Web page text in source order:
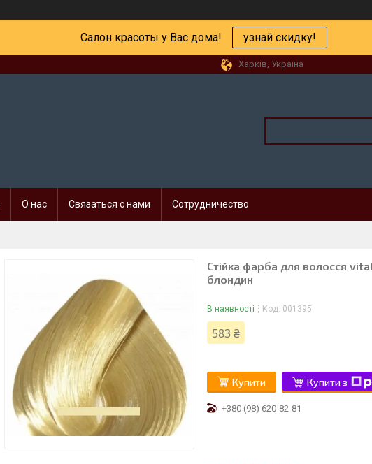
Салон красоты у Вас дома! узнай скидку!
Харків, Україна
О нас Связаться с нами Сотрудничество
Стійка фарба для волосся
блондин
В наявності Код: 001395
583 ₴
Купити Купити з
+380 (98) 620-82-81